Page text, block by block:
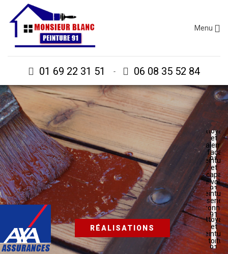
Menu
01 69 22 31 51 - 06 08 35 52 84
et
de
91
Peinture
et
de volet
91
Peinture
boiserie
91
et
peinture
de
91
RÉALISATIONS